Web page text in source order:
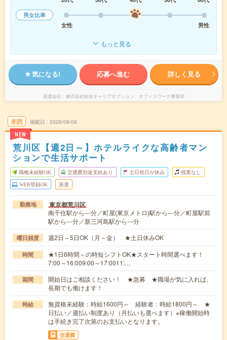
男女比率
女性
男性
もっと見る
気になる! 応募へ進む 詳しく見る
派遣会社 株式会社綜合キャリアオプション オフィスワーク事業部
未読
NEW
掲載日 2026/08/06
荒川区【週2日～】ホテルライクな高齢者マン
ションで生活サポート
職種未経験OK 交通費別途支給あり 土日祝日が休み 残業なし
WEB登録OK 派遣
勤務地 東京都荒川区
南千住駅から---分／町屋(東京メトロ)駅から---分／町屋駅前
駅から---分／新三河島駅から---分
曜日頻度 週2日～5日OK（月～金） ★土日休みOK
時間
★1日6時間～の時短シフトOK★スタート時間選べます！
7:00～16:009:00～17:0011:…
期間
開始日はご相談ください！ ★急募 ★職場が気に入れば、
長期でも働けます！
時給
無資格未経験：時給1600円～ 経験者：時給1800円～ ★
日払い／週払い制度あり（月払いも選べます）※稼働開始時
は手続き完了次第のお支払いとなります。
交通費